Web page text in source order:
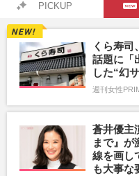
PICKUP
くら寿司
話題に「
した“幻
週刊女性
蒼井優主
まで』が
線を画し
も大事な